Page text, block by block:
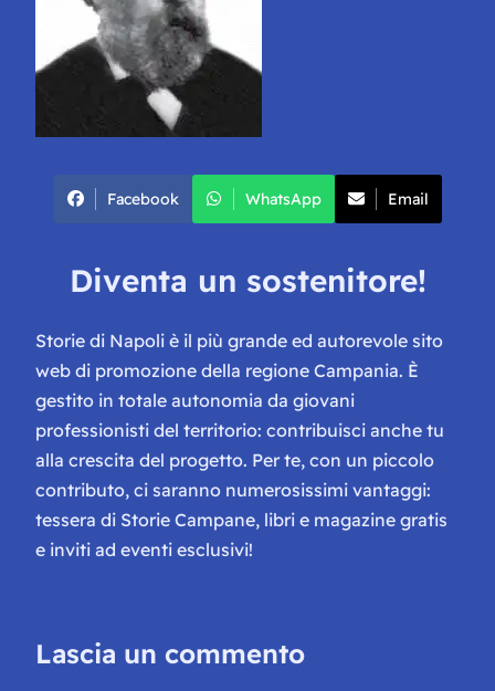
Facebook WhatsApp Email
Diventa un sostenitore!
Storie di Napoli è il più grande ed autorevole sito
web di promozione della regione Campania. È
gestito in totale autonomia da giovani
professionisti del territorio: contribuisci anche tu
alla crescita del progetto. Per te, con un piccolo
contributo, ci saranno numerosissimi vantaggi:
tessera di Storie Campane, libri e magazine gratis
e inviti ad eventi esclusivi!
Lascia un commento